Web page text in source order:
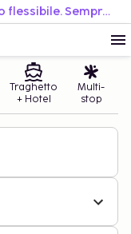
Prenota facilmente. Viaggia in modo flessibile. Sempre al miglior prezzo.
Traghetto
+ Hotel
Multi-
stop